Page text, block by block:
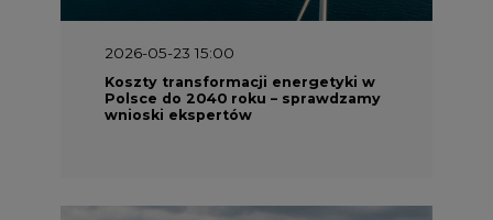
2026-05-13 13:00
FLIX opublikował raport
zrównoważonego rozwoju 2025